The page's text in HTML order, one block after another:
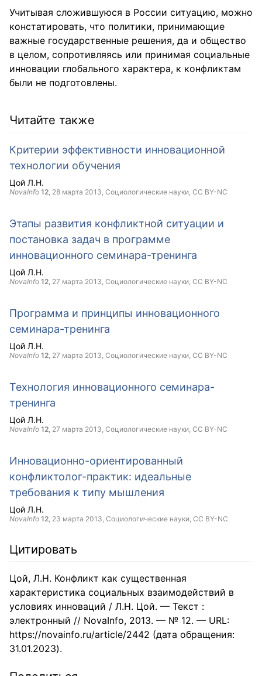
Учитывая сложившуюся в России ситуацию, можно
констатировать, что политики, принимающие
важные государственные решения, да и общество
в целом, сопротивляясь или принимая социальные
инновации глобального характера, к конфликтам
были не подготовлены.
Читайте также
Критерии эффективности инновационной
технологии обучения
Цой Л.Н.
NovaInfo 12, 28 марта 2013, Социологические науки, CC BY-NC
Этапы развития конфликтной ситуации и
постановка задач в программе
инновационного семинара-тренинга
Цой Л.Н.
NovaInfo 12, 27 марта 2013, Социологические науки, CC BY-NC
Программа и принципы инновационного
семинара-тренинга
Цой Л.Н.
NovaInfo 12, 27 марта 2013, Социологические науки, CC BY-NC
Технология инновационного семинара-
тренинга
Цой Л.Н.
NovaInfo 12, 27 марта 2013, Социологические науки, CC BY-NC
Инновационно-ориентированный
конфликтолог-практик: идеальные
требования к типу мышления
Цой Л.Н.
NovaInfo 12, 23 марта 2013, Социологические науки, CC BY-NC
Цитировать
Цой, Л.Н. Конфликт как существенная
характеристика социальных взаимодействий в
условиях инноваций / Л.Н. Цой. — Текст :
электронный // NovaInfo, 2013. — № 12. — URL:
https://novainfo.ru/article/2442 (дата обращения:
31.01.2023).